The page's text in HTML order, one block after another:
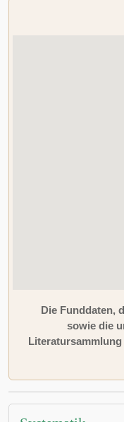
Die Funddaten,
sowie die